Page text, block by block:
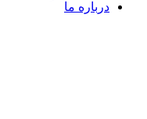
درباره ما